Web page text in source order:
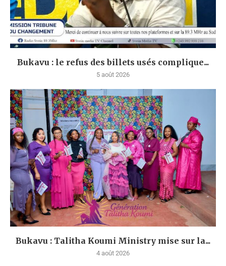
Bukavu : le refus des billets usés complique...
5 août 2026
Bukavu : Talitha Koumi Ministry mise sur la...
4 août 2026